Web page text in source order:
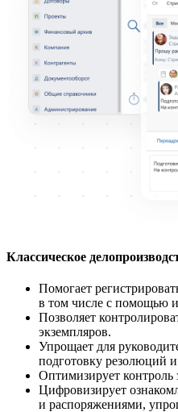
Классическое
Помогает
в том числе с помощью
Позволяет
экземпляров.
Упрощает для
подготовку резолюций
Оптимизирует
Цифровизирует
и распоряжениями,